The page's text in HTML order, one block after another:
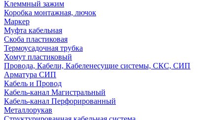
Клеммный зажим
Коробка монтажная, лючок
Маркер
Муфта кабельная
Скоба пластиковая
Термоусадочная трубка
Хомут пластиковый
Провода, Кабели, Кабеленесущие системы, СКС, СИП
Арматура СИП
Кабель и Провод
Кабель-канал Магистральный
Кабель-канал Перфорированный
Металлорукав